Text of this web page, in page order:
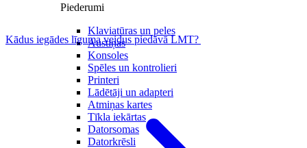
Piederumi
Klaviatūras un peles
Austiņas
Konsoles
Spēles un kontrolieri
Printeri
Lādētāji un adapteri
Atmiņas kartes
Tīkla iekārtas
Datorsomas
Datorkrēsli
Kādus iegādes līguma veidus piedāvā LMT?